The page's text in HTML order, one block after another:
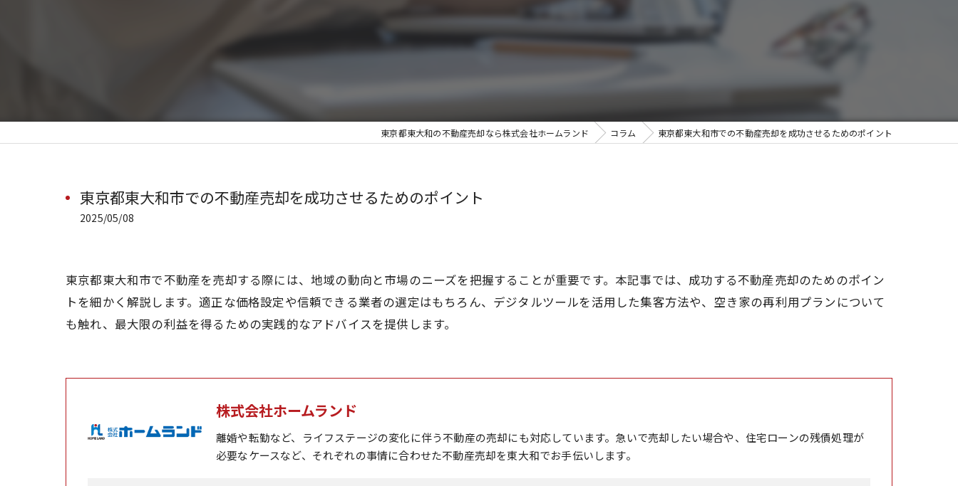
東京都東大和の不動産売却なら株式会社ホームランド コラム 東京都東大和市での不動産売却を成功させるためのポイント
東京都東大和市での不動産売却を成功させるためのポイント
2025/05/08
東京都東大和市で不動産を売却する際には、地域の動向と市場のニーズを把握することが重要です。本記事では、成功する不動産売却のためのポイン
トを細かく解説します。適正な価格設定や信頼できる業者の選定はもちろん、デジタルツールを活用した集客方法や、空き家の再利用プランについて
も触れ、最大限の利益を得るための実践的なアドバイスを提供します。
株式会社ホームランド
離婚や転勤など、ライフステージの変化に伴う不動産の売却にも対応しています。急いで売却したい場合や、住宅ローンの残債処理が
必要なケースなど、それぞれの事情に合わせた不動産売却を東大和でお手伝いします。